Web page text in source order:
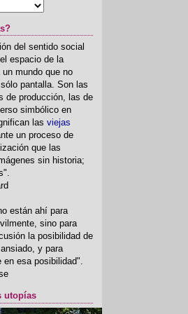
del sentido social
espacio de la
mundo que no
pantalla. Son las
de producción, las de
simbólico en
las viejas
un proceso de
que las
sin historia;
están ahí para
sino para
la posibilidad de
y para
esa posibilidad".
utopías